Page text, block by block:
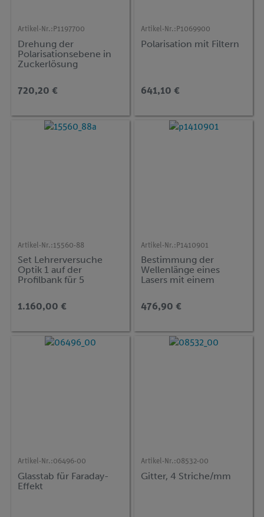
Artikel-Nr.: P1197700
Drehung der
Polarisationsebene in
Zuckerlösung
720,20 €
Artikel-Nr.: P1069900
Polarisation mit Filtern
641,10 €
Artikel-Nr.:15560-88
Set Lehrerversuche
Optik 1 auf der
Profilbank für 5
advanced Physik OT-P1
1.160,00 €
Artikel-Nr.: P1410901
Bestimmung der
Wellenlänge eines
Lasers mit einem
476,90 €
Artikel-Nr.:06496-00
Glasstab für Faraday-
Effekt
Artikel-Nr.:08532-00
Gitter, 4 Striche/mm